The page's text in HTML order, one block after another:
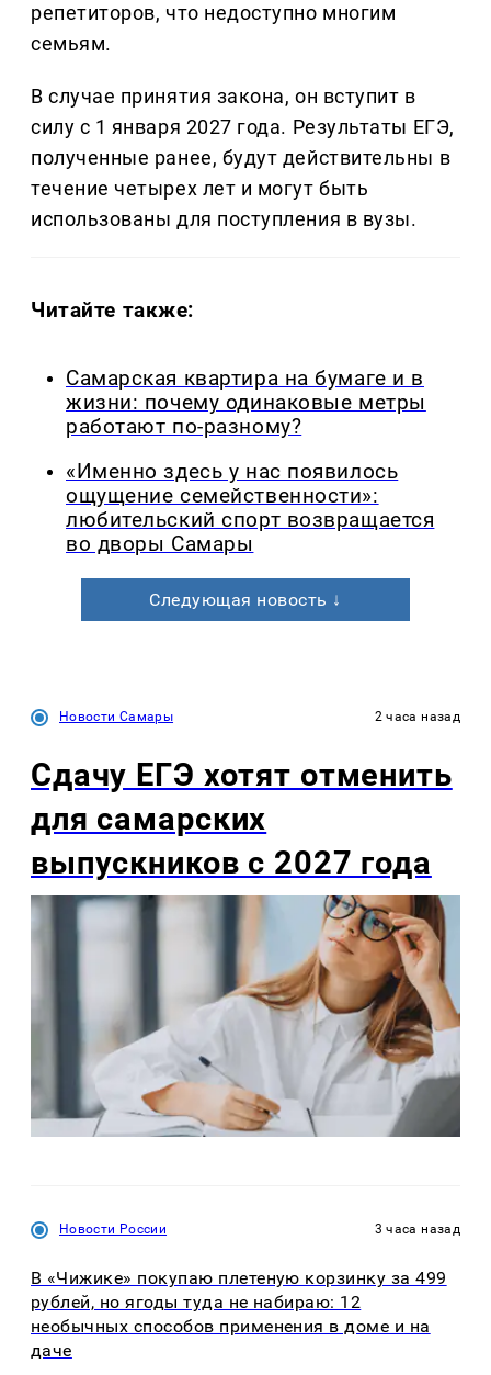
репетиторов, что недоступно многим
семьям.
В случае принятия закона, он вступит в
силу с 1 января 2027 года. Результаты ЕГЭ,
полученные ранее, будут действительны в
течение четырех лет и могут быть
использованы для поступления в вузы.
Читайте также:
Самарская квартира на бумаге и в
жизни: почему одинаковые метры
работают по-разному?
«Именно здесь у нас появилось
ощущение семейственности»:
любительский спорт возвращается
во дворы Самары
Следующая новость ↓
Новости Самары 2 часа назад
Сдачу ЕГЭ хотят отменить
для самарских
выпускников с 2027 года
Новости России 3 часа назад
В «Чижике» покупаю плетеную корзинку за 499
рублей, но ягоды туда не набираю: 12
необычных способов применения в доме и на
даче